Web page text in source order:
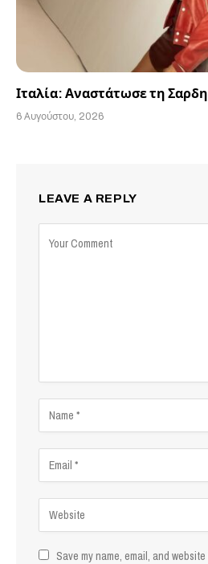
Ιταλία: Αναστάτωσε τη
6 Αυγούστου, 2026
LEAVE A REPLY
Save my name, email, and